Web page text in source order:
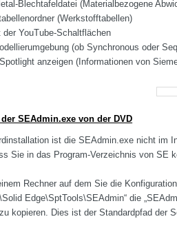
Blechtafeldatei (Materialbezogene
(Werkstofftabellen)
YouTube-Schaltflächen
(ob Synchronous oder
anzeigen (Informationen von
SEAdmin.exe von der DVD
ist die SEAdmin.exe nicht im
Sie in das Program-Verzeichnis von SE
Rechner auf dem Sie die
Edge\SptTools\SEAdmin“ die
kopieren. Dies ist der Standardpfad der